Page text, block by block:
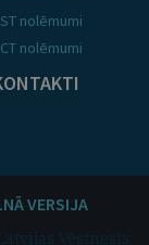
nolēmumi
nolēmumi
VERSIJA
Vēstnesis